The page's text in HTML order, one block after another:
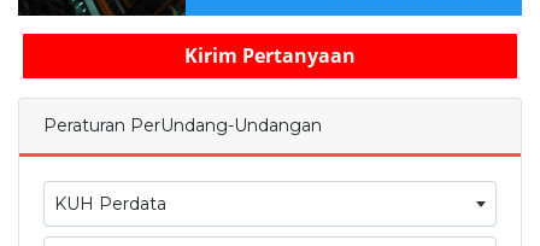
Kirim Pertanyaan
Peraturan PerUndang-Undangan
KUH Perdata